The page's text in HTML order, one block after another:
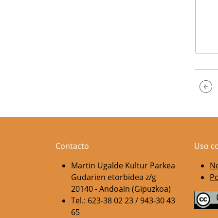
Contacto
Martin Ugalde Kultur Parkea
Gudarien etorbidea z/g
20140 - Andoain (Gipuzkoa)
Tel.: 623-38 02 23 / 943-30 43
65
Uso